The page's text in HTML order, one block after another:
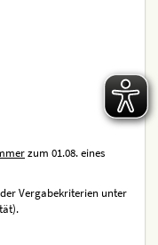
zum 01.08. eines
Vergabekriterien unter